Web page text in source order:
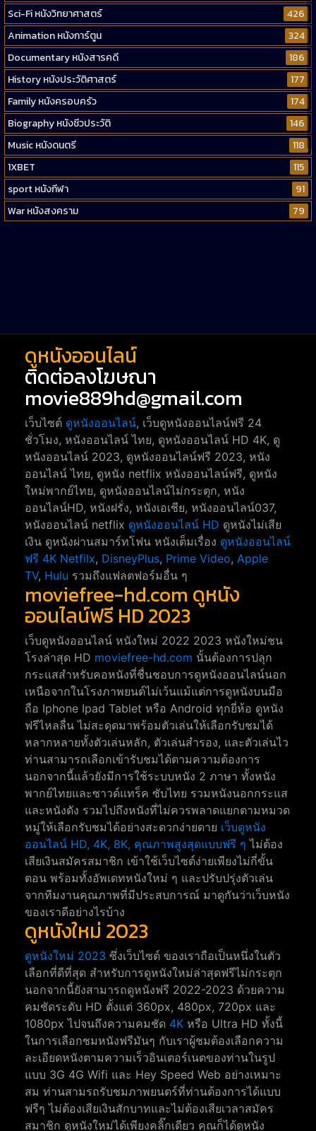
Sci-Fi หนังวิทยาศาสตร์
426
Animation หนังการ์ตูน
324
Documentary หนังสารคดี
186
History หนังประวัติศาสตร์
177
Family หนังครอบครัว
174
Biography หนังชีวประวัติ
146
Music หนังดนตรี
118
1XBET
115
sport หนังกีฬา
91
War หนังสงคราม
79
ดูหนังออนไลน์
ติดต่อลงโฆษณา
movie889hd@gmail.com
เว็บไซต์ ดูหนังออนไลน์, เว็บดูหนังออนไลน์ฟรี 24
ชั่วโมง, หนังออนไลน์ ไทย, ดูหนังออนไลน์ HD 4K, ดู
หนังออนไลน์ 2023, ดูหนังออนไลน์ฟรี 2023, หนัง
ออนไลน์ ไทย, ดูหนัง netflix หนังออนไลน์ฟรี, ดูหนัง
ใหม่พากย์ไทย, ดูหนังออนไลน์ไม่กระตุก, หนัง
ออนไลน์HD, หนังฝรั่ง, หนังเอเชีย, หนังออนไลน์037,
หนังออนไลน์ netflix ดูหนังออนไลน์ HD ดูหนังไม่เสีย
เงิน ดูหนังผ่านสมาร์ทโฟน หนังเต็มเรื่อง ดูหนังออนไลน์
ฟรี 4K Netfilx, DisneyPlus, Prime Video, Apple
TV, Hulu รวมถึงแฟลตฟอร์มอื่น ๆ
moviefree-hd.com ดูหนัง
ออนไลน์ฟรี HD 2023
เว็บดูหนังออนไลน์ หนังใหม่ 2022 2023 หนังใหม่ชน
โรงล่าสุด HD moviefree-hd.com นั้นต้องการปลุก
กระแสสำหรับคอหนังที่ชื่นชอบการดูหนังออนไลน์นอก
เหนือจากในโรงภาพยนต์ไม่เว้นแม้แต่การดูหนังบนมือ
ถือ Iphone Ipad Tablet หรือ Android ทุกยี่ห้อ ดูหนัง
ฟรีไหลลื่น ไม่สะดุดมาพร้อมตัวเล่นให้เลือกรับชมได้
หลากหลายทั้งตัวเล่นหลัก, ตัวเล่นสำรอง, และตัวเล่นไว
ท่านสามารถเลือกเข้ารับชมได้ตามความต้องการ
นอกจากนี้แล้วยังมีการใช้ระบบหนัง 2 ภาษา ทั้งหนัง
พากย์ไทยและซาวด์แทร็ค ซับไทย รวมหนังนอกกระแส
และหนังดัง รวมไปถึงหนังที่ไม่ควรพลาดแยกตามหมวด
หมู่ให้เลือกรับชมได้อย่างสะดวกง่ายดาย เว็บดูหนัง
ออนไลน์ HD, 4K, 8K, คุณภาพสูงสุดแบบฟรี ๆ ไม่ต้อง
เสียเงินสมัครสมาชิก เข้าใช้เว็บไซต์ง่ายเพียงไม่กี่ขั้น
ตอน พร้อมทั้งอัพเดทหนังใหม่ ๆ และปรับปรุ่งตัวเล่น
จากทีมงานคุณภาพที่มีประสบการณ์ มาดูกันว่าเว็บหนัง
ของเราดีอย่างไรบ้าง
ดูหนังใหม่ 2023
ดูหนังใหม่ 2023 ซึ่งเว็บไซต์ ของเราถือเป็นหนึ่งในตัว
เลือกที่ดีที่สุด สำหรับการดูหนังใหม่ล่าสุดฟรีไม่กระตุก
นอกจากนี้ยังสามารถดูหนังฟรี 2022-2023 ด้วยความ
คมชัดระดับ HD ตั้งแต่ 360px, 480px, 720px และ
1080px ไปจนถึงความคมชัด 4K หรือ Ultra HD ทั้งนี้
ในการเลือกชมหนังฟรีมันๆ กับเราผู้ชมต้องเลือกความ
ละเอียดหนังตามความเร็วอินเตอร์เนตของท่านในรูป
แบบ 3G 4G Wifi และ Hey Speed Web อย่างเหมาะ
สม ท่านสามรถรับชมภาพยนตร์ที่ท่านต้องการได้แบบ
ฟรีๆ ไม่ต้องเสียเงินสักบาทและไม่ต้องเสียเวลาสมัคร
สมาชิก ดูหนังใหม่ได้เพียงคลิ๊กเดียว คุณก็ได้ดูหนัง